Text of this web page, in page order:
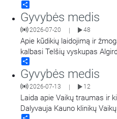
visuomenės vertybes bei
kunigas, bioetikos
Laidą veda Regina
Gyvybės medis
2026-07-20 | 48
Apie kūdikių laidojimą ir
kalbasi Telšių vyskupas
Vilius Viktoravičius bei
koordinatorė Jolanta Felicija
Gyvybės medis
2026-07-13 | 12
Laida apie Vaikų traumas ir
Dalyvauja Kauno klinikų